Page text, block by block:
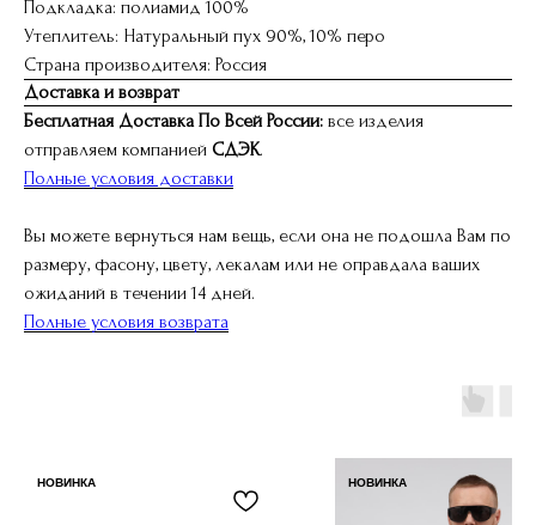
Подкладка: полиамид 100%
Утеплитель: Натуральный пух 90%, 10% перо
Страна производителя: Россия
Доставка и возврат
Бесплатная Доставка По Всей России: все изделия
отправляем компанией СДЭК.
Полные условия доставки
Вы можете вернуться нам вещь, если она не подошла Вам по
размеру, фасону, цвету, лекалам или не оправдала ваших
ожиданий в течении 14 дней.
Полные условия возврата
НОВИНКА НОВИНКА